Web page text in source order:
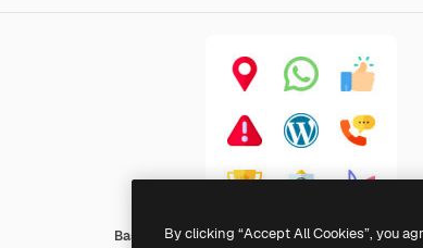
Basic Rounded Flat
By clicking “Accept All Cookies”, you